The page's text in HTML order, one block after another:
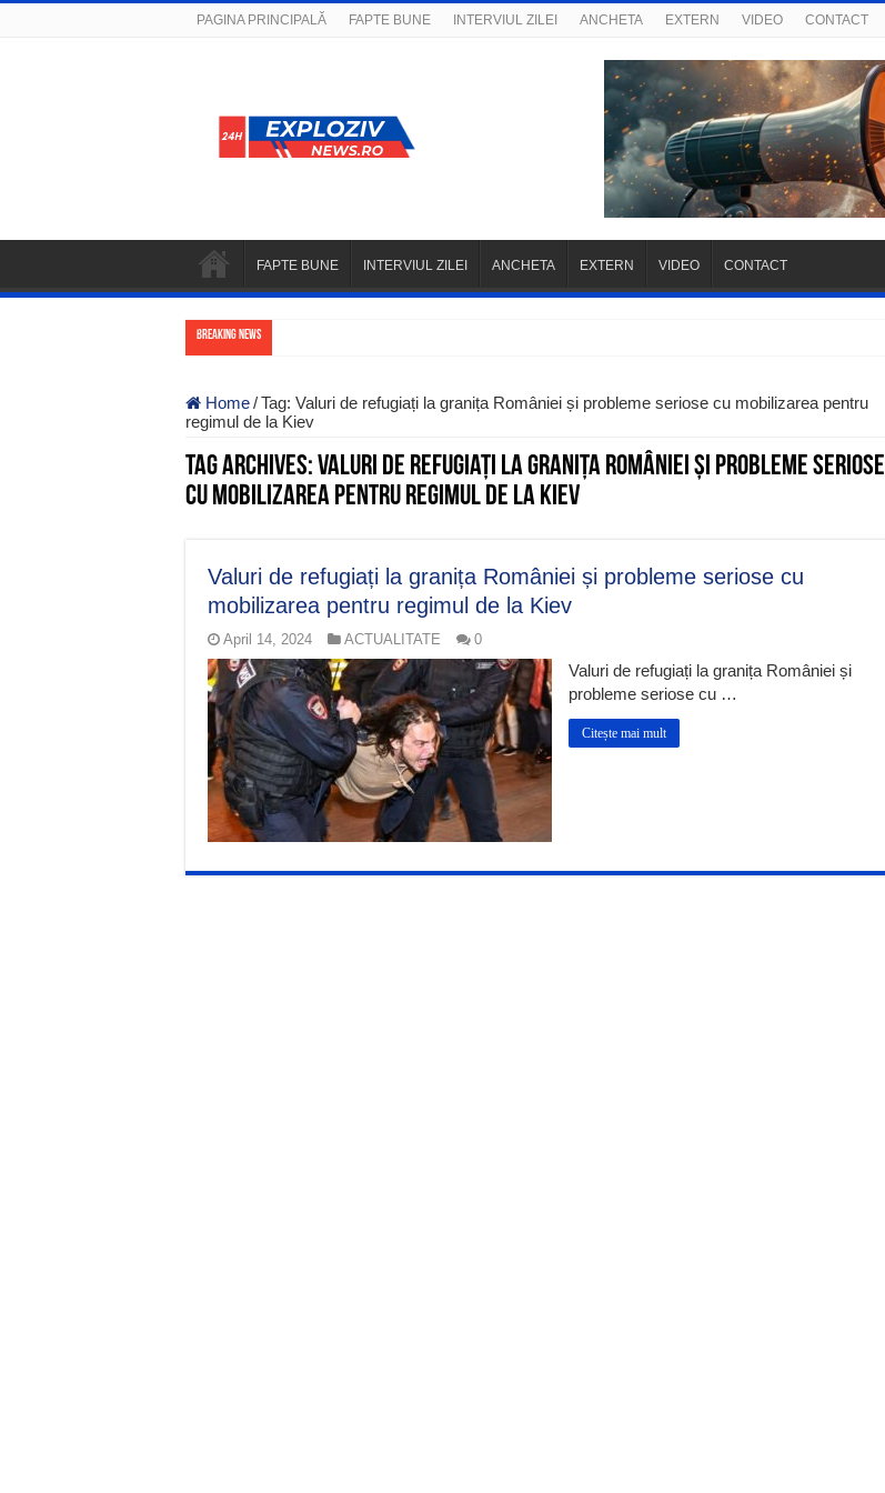
PAGINA PRINCIPALĂ FAPTE BUNE INTERVIUL ZILEI ANCHETA EXTERN VIDEO CONTACT
FAPTE BUNE INTERVIUL ZILEI ANCHETA EXTERN VIDEO CONTACT
Breaking News
Home/Tag: Valuri de refugiați la granița României și probleme seriose cu mobilizarea pentru
regimul de la Kiev
Tag Archives:Valuri de refugiați la granița României și probleme seriose
cu mobilizarea pentru regimul de la Kiev
Valuri de refugiați la granița României și probleme seriose cu
mobilizarea pentru regimul de la Kiev
April 14, 2024 ACTUALITATE 0
Valuri de refugiați la granița României și
probleme seriose cu …
Citește mai mult